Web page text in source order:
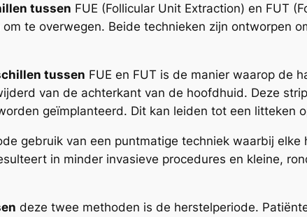
tussen FUE (Follicular Unit Extraction) en FUT
te overwegen. Beide technieken zijn ontworpen
tussen FUE en FUT is de manier waarop de
van de achterkant van de hoofdhuid. Deze
geïmplanteerd. Dit kan leiden tot een litteken
gebruik van een puntmatige techniek waarbij
in minder invasieve procedures en kleine,
deze twee methoden is de herstelperiode.